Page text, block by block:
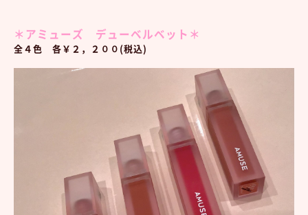
＊アミューズ デューベルベット＊
全４色 各￥２，２００(税込)